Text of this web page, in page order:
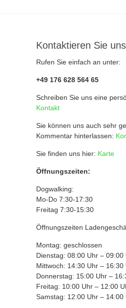
Kontaktieren Sie uns
Rufen Sie einfach an unter:
+49 176 628 564 65
Schreiben Sie uns eine
Kontakt
Sie können uns auch sehr
Kommentar hinterlassen:
Sie finden uns hier: Karte
Öffnungszeiten:
Dogwalking:
Mo-Do 7:30-17:30
Freitag 7:30-15:30
Öffnungszeiten
Montag: geschlossen
Dienstag: 08:00 Uhr – 09:00
Mittwoch: 14:30 Uhr – 16:30
Donnerstag: 15:00 Uhr –
Freitag: 10:00 Uhr – 12:00
Samstag: 12:00 Uhr – 14:00